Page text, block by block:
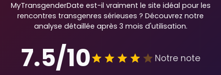
MyTransgenderDate est-il vraiment le site idéal pour les
rencontres transgenres sérieuses ? Découvrez notre
analyse détaillée après 3 mois d'utilisation.
7.5/10 Notre note